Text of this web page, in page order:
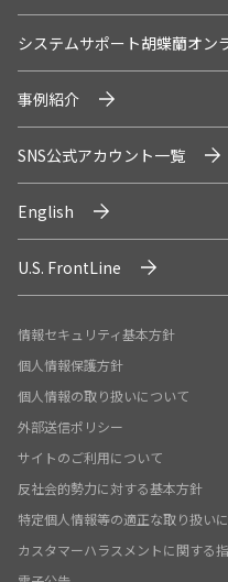
システムサポート胡蝶蘭オン
事例紹介
SNS公式アカウント一覧
English
U.S. FrontLine
情報セキュリティ基本方針
個人情報保護方針
個人情報の取り扱いについて
外部送信ポリシー
サイトのご利用について
反社会的勢力に対する基本方針
特定個人情報等の適正な取り扱い
カスタマーハラスメントに関する